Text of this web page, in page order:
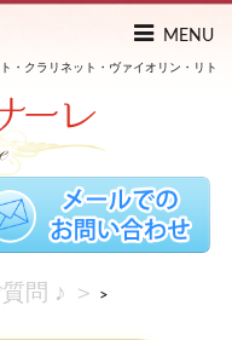
MENU
・クラリネット・ヴァイオリン・リト
問 ♪ ＞ >